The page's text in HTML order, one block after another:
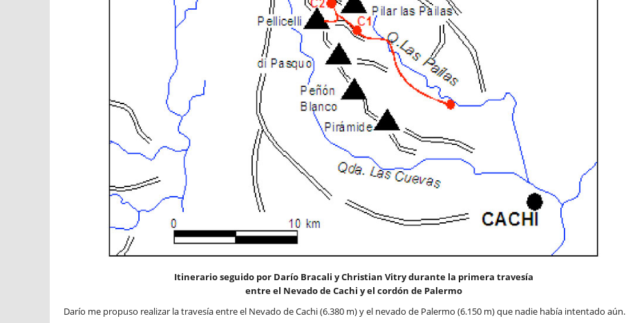
Itinerario seguido por Darío Bracali y Christian Vitry durante la primera travesía
entre el Nevado de Cachi y el cordón de Palermo
Darío me propuso realizar la travesía entre el Nevado de Cachi (6.380 m) y el nevado de Palermo (6.150 m) que nadie había intentado aún.